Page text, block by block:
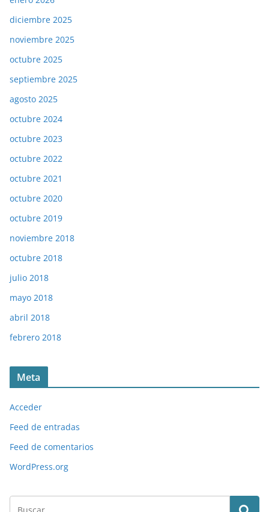
diciembre 2025
noviembre 2025
octubre 2025
septiembre 2025
agosto 2025
octubre 2024
octubre 2023
octubre 2022
octubre 2021
octubre 2020
octubre 2019
noviembre 2018
octubre 2018
julio 2018
mayo 2018
abril 2018
febrero 2018
Meta
Acceder
Feed de entradas
Feed de comentarios
WordPress.org